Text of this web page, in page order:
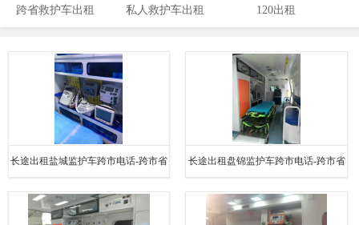
跨省救护车出租 私人救护车出租 120出租
长途出租盐城监护车跨市电话-跨市省
县接送电话YBF
长途出租盘锦监护车跨市电话-跨市省
县接送电话YBF